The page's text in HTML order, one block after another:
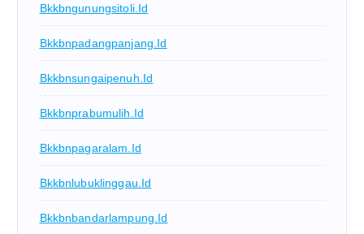
Bkkbngunungsitoli.id
Bkkbnpadangpanjang.id
Bkkbnsungaipenuh.id
Bkkbnprabumulih.id
Bkkbnpagaralam.id
Bkkbnlubuklinggau.id
Bkkbnbandarlampung.id